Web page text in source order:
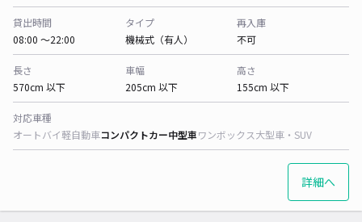
貸出時間
08:00 〜22:00
タイプ
機械式（有人）
再入庫
不可
長さ
570cm 以下
車幅
205cm 以下
高さ
155cm 以下
対応車種
オートバイ軽自動車コンパクトカー中型車ワンボックス大型車・SUV
詳細へ